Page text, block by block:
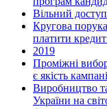
Вільний
Кругова
платити
2019
Проміжні
є якість
Виробництво
України на